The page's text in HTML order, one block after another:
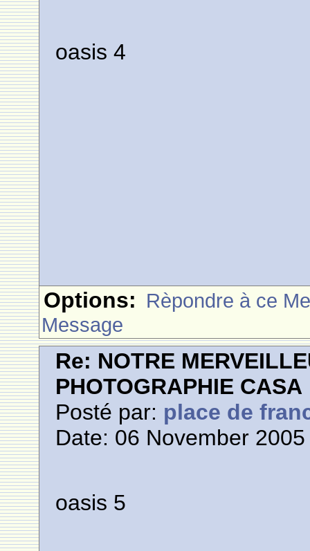
oasis 4
Options: Rèpondre à ce
Message
Re: NOTRE
PHOTOGRAPHIE CASA
Posté par: place de
Date: 06 November
oasis 5